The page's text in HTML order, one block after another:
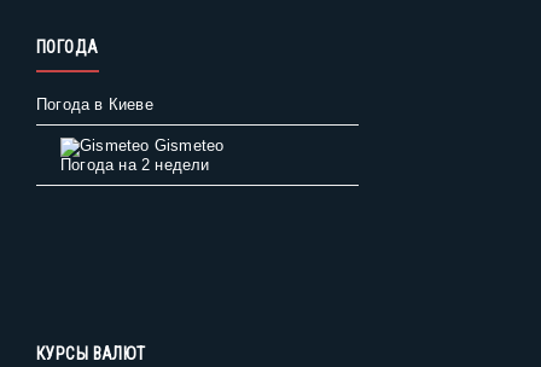
ПОГОДА
Погода в Киеве
Gismeteo
Погода на 2 недели
КУРСЫ ВАЛЮТ